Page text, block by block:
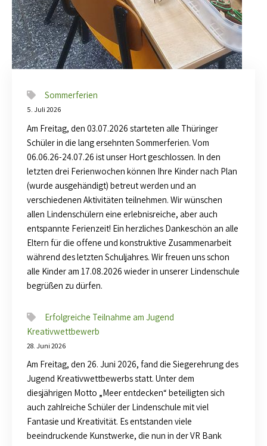
Sommerferien
5. Juli 2026
Am Freitag, den 03.07.2026 starteten alle Thüringer
Schüler in die lang ersehnten Sommerferien. Vom
06.06.26-24.07.26 ist unser Hort geschlossen. In den
letzten drei Ferienwochen können Ihre Kinder nach Plan
(wurde ausgehändigt) betreut werden und an
verschiedenen Aktivitäten teilnehmen. Wir wünschen
allen Lindenschülern eine erlebnisreiche, aber auch
entspannte Ferienzeit! Ein herzliches Dankeschön an alle
Eltern für die offene und konstruktive Zusammenarbeit
während des letzten Schuljahres. Wir freuen uns schon
alle Kinder am 17.08.2026 wieder in unserer Lindenschule
begrüßen zu dürfen.
Erfolgreiche Teilnahme am Jugend
Kreativwettbewerb
28. Juni 2026
Am Freitag, den 26. Juni 2026, fand die Siegerehrung des
Jugend Kreativwettbewerbs statt. Unter dem
diesjährigen Motto „Meer entdecken“ beteiligten sich
auch zahlreiche Schüler der Lindenschule mit viel
Fantasie und Kreativität. Es entstanden viele
beeindruckende Kunstwerke, die nun in der VR Bank